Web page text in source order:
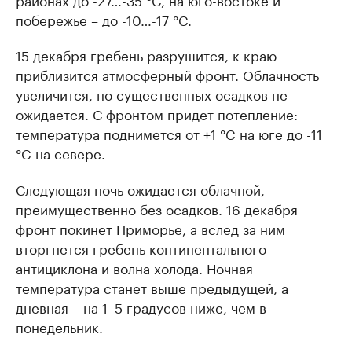
побережье – до -10…-17 °C.
15 декабря гребень разрушится, к краю
приблизится атмосферный фронт. Облачность
увеличится, но существенных осадков не
ожидается. С фронтом придет потепление:
температура поднимется от +1 °C на юге до -11
°C на севере.
Следующая ночь ожидается облачной,
преимущественно без осадков. 16 декабря
фронт покинет Приморье, а вслед за ним
вторгнется гребень континентального
антициклона и волна холода. Ночная
температура станет выше предыдущей, а
дневная – на 1–5 градусов ниже, чем в
понедельник.